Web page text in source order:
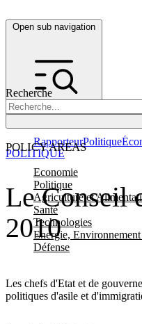
Open sub navigation
Recherche
POLICY AREAS
Economie
Politique
Agriculture et
Santé
Technologies
Energie,
Défense
RapporteurPolitique
Le Conseil
2010
Les chefs d'Etat et de
politiques d'asile et
POLITIQUE